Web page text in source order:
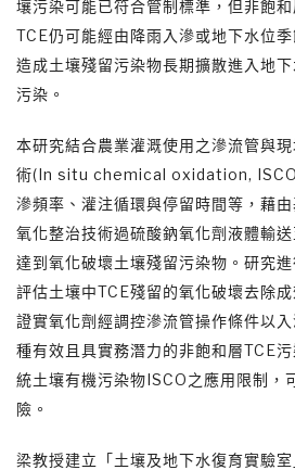
壤污染可能已符合管制標準，但非飽
TCE仍可能經由降雨入滲或地下水位
造成土壤殘留污染物長期擴散進入地
污染。
本研究結合農業灌溉使用之滲流管與
術(In situ chemical oxidation,
滲頻率、灌注循環與停留時間等，藉
氧化整治技術過硫酸鈉氧化劑液體輸
達到氧化破壞土壤殘留污染物。研究
評估土壤中TCE殘留的氧化破壞去除
證實氧化劑經調控滲流管操作條件以
種有效且具實務潛力的非飽和層TCE
統土壤有機污染物ISCO之應用限制，
險。
梁教授建立「土壤及地下水復育實驗